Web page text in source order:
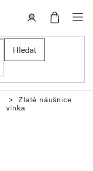
Hledat
Zlaté náušnice
vlnka